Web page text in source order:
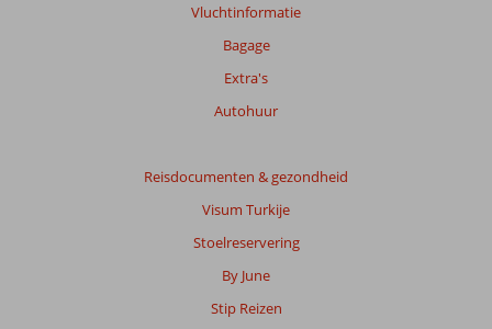
Vluchtinformatie
Bagage
Extra's
Autohuur
Reisdocumenten & gezondheid
Visum Turkije
Stoelreservering
By June
Stip Reizen